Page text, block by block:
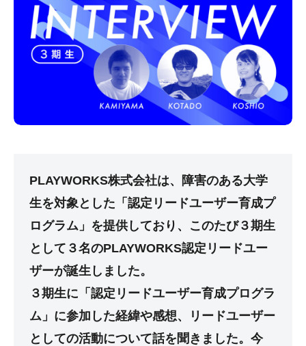
PLAYWORKS株式会社は、障害のある大学
生を対象とした「認定リードユーザー育成プ
ログラム」を提供しており、このたび３期生
として３名のPLAYWORKS認定リードユー
ザーが誕生しました。
３期生に「認定リードユーザー育成プログラ
ム」に参加した経緯や感想、リードユーザー
としての活動について話を聞きました。今